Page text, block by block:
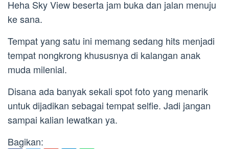
Heha Sky View beserta jam buka dan jalan menuju
ke sana.
Tempat yang satu ini memang sedang hits menjadi
tempat nongkrong khususnya di kalangan anak
muda milenial.
Disana ada banyak sekali spot foto yang menarik
untuk dijadikan sebagai tempat selfie. Jadi jangan
sampai kalian lewatkan ya.
Bagikan: